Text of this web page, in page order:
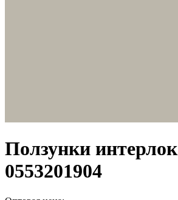
Ползунки интерлок
0553201904